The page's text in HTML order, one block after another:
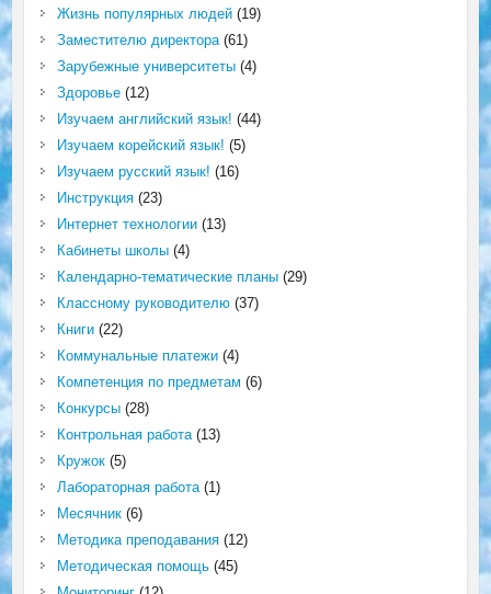
Жизнь популярных людей(19)
Заместителю директора(61)
Зарубежные университеты(4)
Здоровье(12)
Изучаем английский язык! (44)
Изучаем корейский язык! (5)
Изучаем русский язык! (16)
Инструкция(23)
Интернет технологии(13)
Кабинеты школы(4)
Календарно-тематические планы(29)
Классному руководителю(37)
Книги(22)
Коммунальные платежи(4)
Компетенция по предметам (6)
Конкурсы(28)
Контрольная работа(13)
Кружок(5)
Лабораторная работа(1)
Месячник(6)
Методика преподавания(12)
Методическая помощь(45)